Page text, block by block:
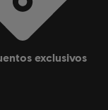
exclusivos